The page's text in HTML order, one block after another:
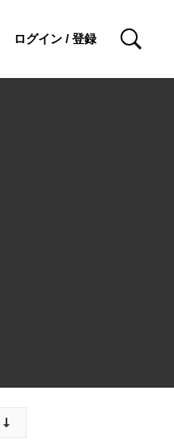
ログイン / 登録 検索